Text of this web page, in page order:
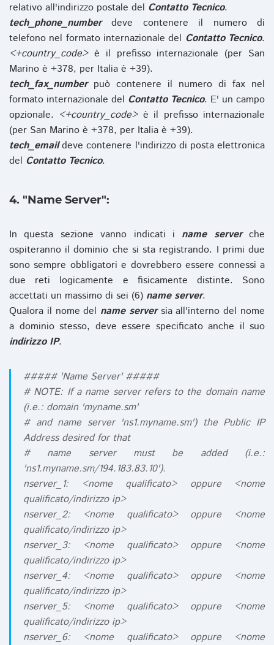
relativo all'indirizzo postale del Contatto Tecnico.
tech_phone_numberdeve contenere il numero di
telefono nel formato internazionale del Contatto Tecnico.
<+country_code>è il prefisso internazionale (per San
Marino è +378, per Italia è +39).
tech_fax_numberpuò contenere il numero di fax nel
formato internazionale del Contatto Tecnico. E' un campo
opzionale. <+country_code>è il prefisso internazionale
(per San Marino è +378, per Italia è +39).
tech_emaildeve contenere l'indirizzo di posta elettronica
del Contatto Tecnico.
4. "Name Server":
In questa sezione vanno indicati i name serverche
ospiteranno il dominio che si sta registrando. I primi due
sono sempre obbligatori e dovrebbero essere connessi a
due reti logicamente e fisicamente distinte. Sono
accettati un massimo di sei (6) name server.
Qualora il nome del name serversia all'interno del nome
a dominio stesso, deve essere specificato anche il suo
indirizzo IP.
##### 'Name Server' #####
# NOTE: If a name server refers to the domain name
(i.e.: domain 'myname.sm'
# and name server 'ns1.myname.sm') the Public IP
Address desired for that
# name server must be added (i.e.:
'ns1.myname.sm/194.183.83.10').
nserver_1: <nome qualificato> oppure <nome
qualificato/indirizzo ip>
nserver_2: <nome qualificato> oppure <nome
qualificato/indirizzo ip>
nserver_3: <nome qualificato> oppure <nome
qualificato/indirizzo ip>
nserver_4: <nome qualificato> oppure <nome
qualificato/indirizzo ip>
nserver_5: <nome qualificato> oppure <nome
qualificato/indirizzo ip>
nserver_6: <nome qualificato> oppure <nome